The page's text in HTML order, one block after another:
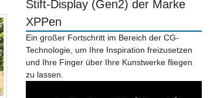
Stift-Display (Gen2) der Marke
XPPen
Ein großer Fortschritt im Bereich der CG-
Technologie, um Ihre Inspiration freizusetzen
und Ihre Finger über Ihre Kunstwerke fliegen
zu lassen.